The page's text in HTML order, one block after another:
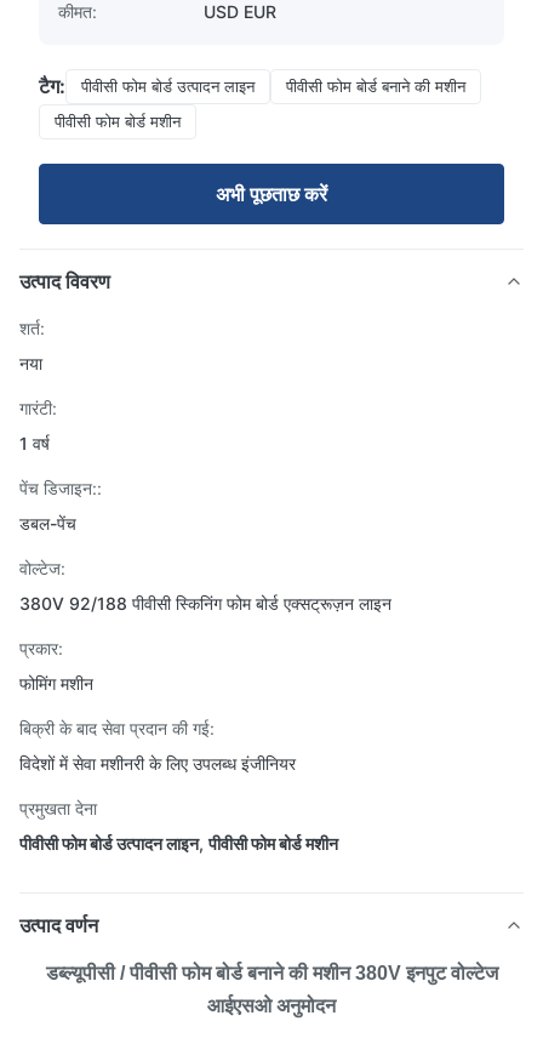
कीमत:
USD EUR
टैग: पीवीसी फोम बोर्ड उत्पादन लाइन
पीवीसी फोम बोर्ड बनाने की मशीन
पीवीसी फोम बोर्ड मशीन
अभी पूछताछ करें
उत्पाद विवरण
शर्त:
नया
गारंटी:
1 वर्ष
पेंच डिजाइन::
डबल-पेंच
वोल्टेज:
380V 92/188 पीवीसी स्किनिंग फोम बोर्ड एक्सट्रूज़न लाइन
प्रकार:
फोमिंग मशीन
बिक्री के बाद सेवा प्रदान की गई:
विदेशों में सेवा मशीनरी के लिए उपलब्ध इंजीनियर
प्रमुखता देना
पीवीसी फोम बोर्ड उत्पादन लाइन,पीवीसी फोम बोर्ड मशीन
उत्पाद वर्णन
डब्ल्यूपीसी / पीवीसी फोम बोर्ड बनाने की मशीन 380V इनपुट वोल्टेज
आईएसओ अनुमोदन